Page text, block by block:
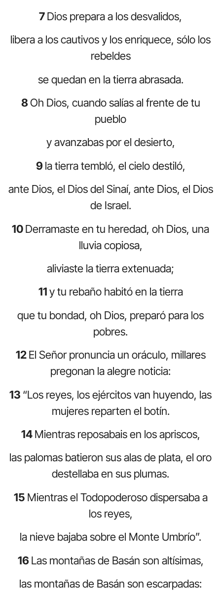
7Dios prepara a los desvalidos,
libera a los cautivos y los enriquece, sólo los
rebeldes
se quedan en la tierra abrasada.
8Oh Dios, cuando salías al frente de tu
pueblo
y avanzabas por el desierto,
9 la tierra tembló, el cielo destiló,
ante Dios, el Dios del Sinaí, ante Dios, el Dios
de Israel.
10Derramaste en tu heredad, oh Dios, una
lluvia copiosa,
aliviaste la tierra extenuada;
11y tu rebaño habitó en la tierra
que tu bondad, oh Dios, preparó para los
pobres.
12El Señor pronuncia un oráculo, millares
pregonan la alegre noticia:
13 “Los reyes, los ejércitos van huyendo, las
mujeres reparten el botín.
14Mientras reposabais en los apriscos,
las palomas batieron sus alas de plata, el oro
destellaba en sus plumas.
15 Mientras el Todopoderoso dispersaba a
los reyes,
la nieve bajaba sobre el Monte Umbrío”.
16 Las montañas de Basán son altísimas,
las montañas de Basán son escarpadas: